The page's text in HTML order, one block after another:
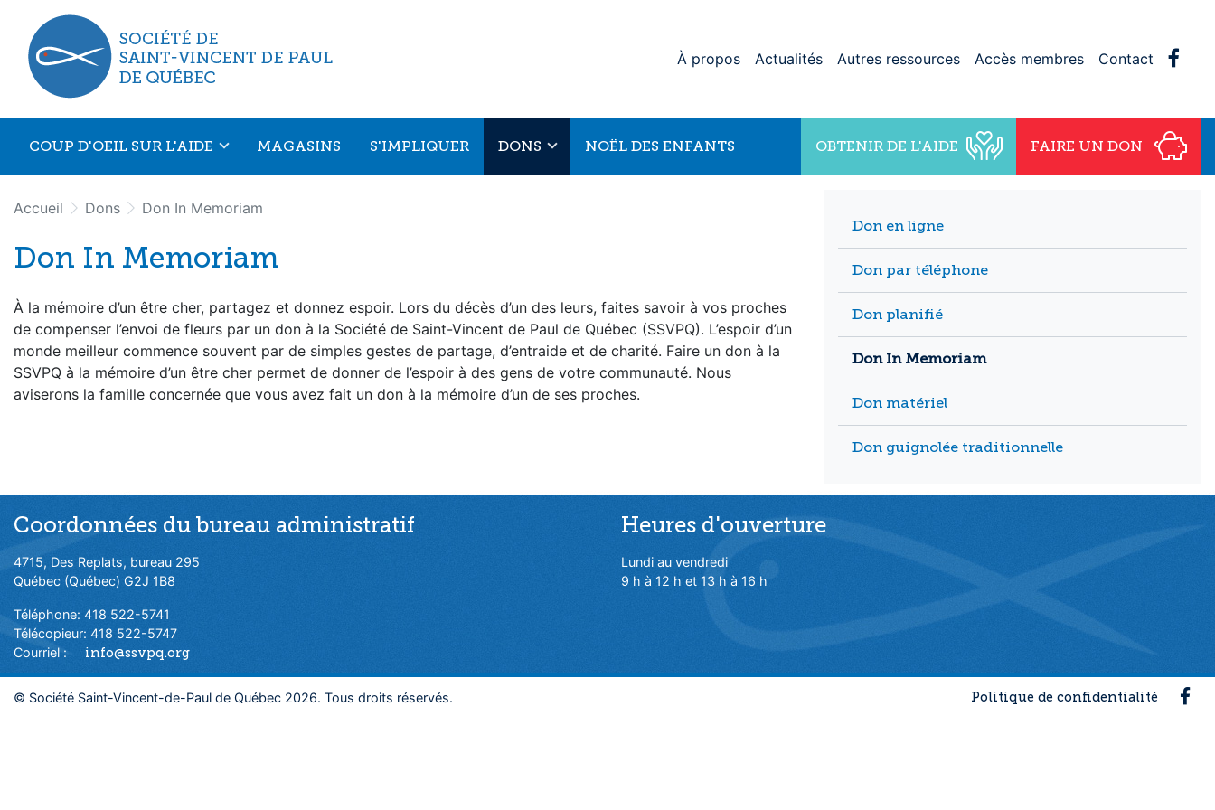
Aller au menu principal
Aller au contenu principal
À propos Actualités Autres ressources Accès membres Contact
COUP D'OEIL SUR L'AIDE MAGASINS S'IMPLIQUER DONS NOËL DES ENFANTS OBTENIR DE L'AIDE FAIRE UN DON
Accueil Dons Don In Memoriam
Don In Memoriam
À la mémoire d’un être cher, partagez et donnez espoir. Lors du décès d’un des leurs, faites savoir à vos proches
de compenser l’envoi de fleurs par un don à la Société de Saint-Vincent de Paul de Québec (SSVPQ). L’espoir d’un
monde meilleur commence souvent par de simples gestes de partage, d’entraide et de charité. Faire un don à la
SSVPQ à la mémoire d’un être cher permet de donner de l’espoir à des gens de votre communauté. Nous
aviserons la famille concernée que vous avez fait un don à la mémoire d’un de ses proches.
Don en ligne
Don par téléphone
Don planifié
Don In Memoriam
Don matériel
Don guignolée traditionnelle
Coordonnées du bureau administratif
4715, Des Replats, bureau 295
Québec (Québec) G2J 1B8
Téléphone: 418 522-5741
Télécopieur: 418 522-5747
Courriel :
info@ssvpq.org
Heures d'ouverture
Lundi au vendredi
9 h à 12 h et 13 h à 16 h
© Société Saint-Vincent-de-Paul de Québec 2026. Tous droits réservés. Politique de confidentialité